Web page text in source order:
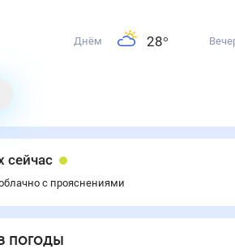
Днём 28°
сейчас
с прояснениями
погоды